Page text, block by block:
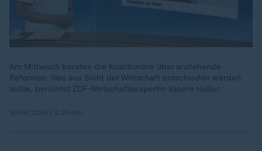
Am Mittwoch beraten die Koalitionäre über anstehende
Reformen. Was aus Sicht der Wirtschaft entschieden werden
sollte, berichtet ZDF-Wirtschaftsexpertin Valerie Haller.